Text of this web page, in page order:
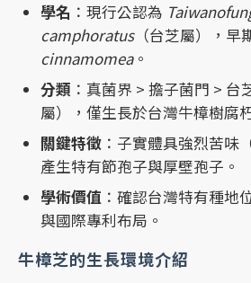
學名 ：現行公認為
camphoratus（台芝屬），早
cinnamomea。
分類 ：真菌界 > 擔子菌門 >
屬），僅生長於台灣牛樟樹腐
關鍵特徵 ：子實體具強烈苦味
產生特有節孢子與厚壁孢子。
學術價值 ：確認台灣特有種地
與國際專利布局。
牛樟芝的生長環境介紹